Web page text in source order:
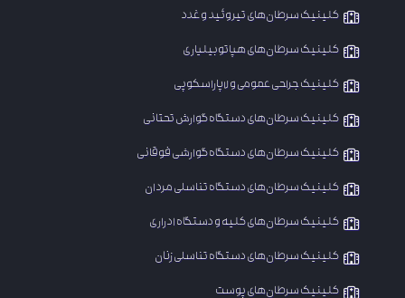
کلینیک سرطان‌های تیروئید و غدد
کلینیک سرطان‌های هپاتوبیلیاری
کلینیک جراحی عمومی و لاپاراسکوپی
​کلینیک سرطان‌های دستگاه گوارش تحتانی
کلینیک سرطان‌های دستگاه گوارشی فوقانی
کلینیک سرطان‌های دستگاه تناسلی مردان
کلینیک سرطان‌های کلیه و دستگاه ادراری
​کلینیک سرطان‌های دستگاه تناسلی زنان
کلینیک سرطان‌های پوست